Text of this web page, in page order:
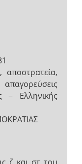
αποστρατεία,
− Ελληνικής